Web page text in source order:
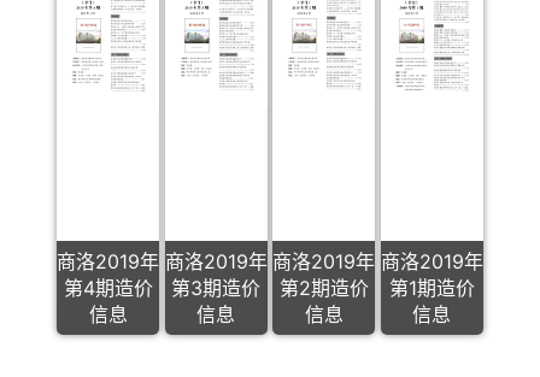
商洛2019年
第4期造价
信息
商洛2019年
第3期造价
信息
商洛2019年
第2期造价
信息
商洛2019年
第1期造价
信息